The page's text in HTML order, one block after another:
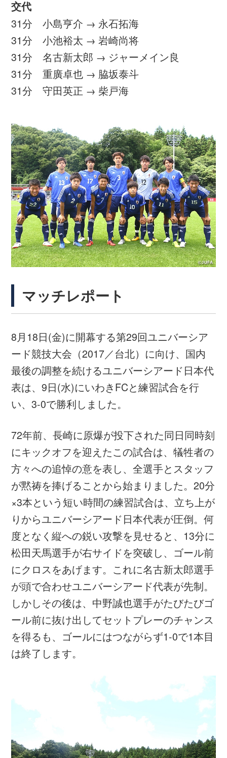
72年前、長崎に原爆が投下された同日同時刻
にキックオフを迎えたこの試合は、犠牲者の
方々への追悼の意を表し、全選手とスタッフ
が黙祷を捧げることから始まりました。20分
×3本という短い時間の練習試合は、立ち上が
りからユニバーシアード日本代表が圧倒。何
度となく縦への鋭い攻撃を見せると、13分に
松田天馬選手が右サイドを突破し、ゴール前
しかしその後は、中野誠也選手がたびたびゴ
ール前に抜け出してセットプレーのチャンス
を得るも、ゴールにはつながらず1-0で1本目
は終了します。
続く2本目では、31分に5人の選手が一気に
交代しました。すると、交代出場の選手がす
バックの岩崎尚将選手が中に入ってボールを
受けると、阿吽の呼吸でジャーメイン良選手
がゴール前に抜け出しました。ジャーメイン
選手は岩崎選手からのパスを確実にゴールに
叩き込み、2点目を挙げます。さらにその1分
後、岩崎選手が左サイドから中に切れ込んで
そのままシュートを放つと、これがゴール右
リードを広げます。
しかし3本目では、46分にジャーメイン選
手、56分に旗手怜央選手、そして終了間際の
60分に再びジャーメイン選手と、たびたび決
定的なチャンスを迎えますが、いずれもゴー
ルならず。60分を通じて相手に攻撃らしい攻
撃をさせず無失点としたものの、3本目では
追加点をあげることなく、3-0で国内合宿最
後の練習試合を終えました。
選手コメント
DF #19 岩崎尚将 選手（桃山学院大学）
30分ほどの短い出場時間でしたが、その中で
自分の持ち味を出すことを意識しました。今
日はあまり守備の時間がなく、フリーでボー
たり、展開したり、ラストパスを出したり、
点も狙っていたのですが、予想以上にいいと
ころに入ってよかったです。個人的には、ま
ず守備の面で相手に負けないようにしたいで
す。また守備から攻撃になったところで、裏
になったりと、自分の持ち味を出したいと思
います。大会では、対戦相手のフィジカルも